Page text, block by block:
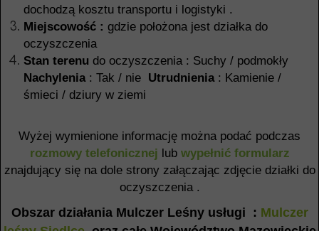
dochodzą kosztu transportu i logistyki .
Miejscowość : gdzie położona jest działka do
oczyszczenia
Stan terenu do oczyszczenia : Suchy / podmokły
Nachylenia: Tak / nie Utrudnienia: Kamienie /
śmieci / dziury w ziemi
Wyżej wymienione informację można podać podczas
rozmowy telefonicznej lub wypełnić formularz
znajdujący się na dole strony załączając zdjęcie działki do
oczyszczenia .
Obszar działania Mulczer Leśny usługi : Mulczer